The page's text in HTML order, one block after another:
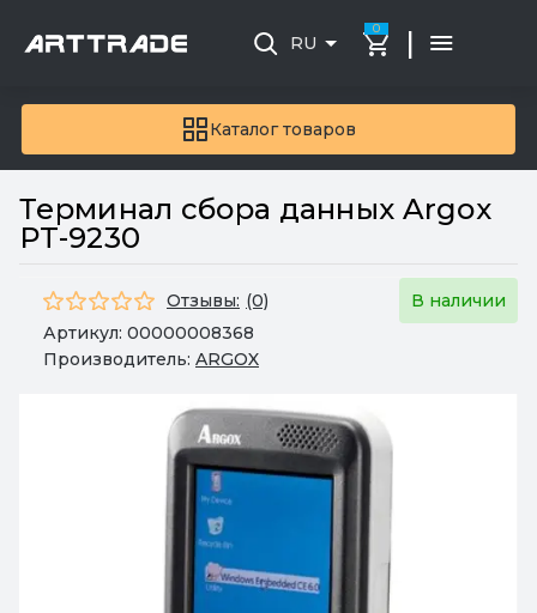
Каталог товаров
RU
0 |
Терминал сбора данных Argox
PT-9230
Отзывы: (0)
В наличии
Артикул: 00000008368
Производитель: ARGOX